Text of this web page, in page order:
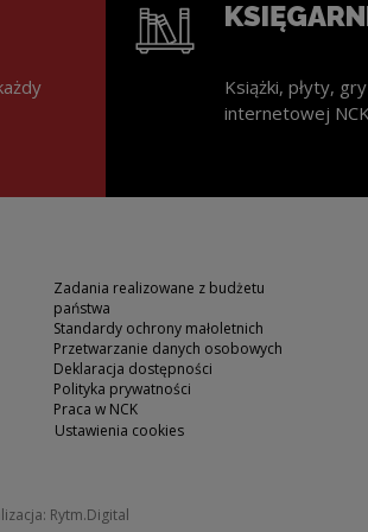
Książki, płyty,
internetowej
Zadania realizowane z budżetu
państwa
Standardy ochrony małoletnich
Przetwarzanie danych osobowych
Deklaracja dostępności
Polityka prywatności
Praca w NCK
Ustawienia cookies
otwarty w nowym oknie
Rytm.Digital